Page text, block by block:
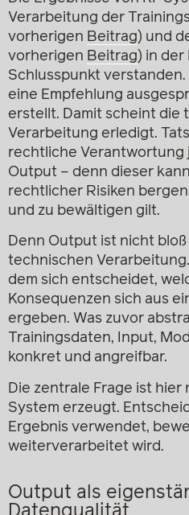
Verarbeitung der
vorherigen Beitrag) und
vorherigen Beitrag) in der
Schlusspunkt
eine Empfehlung
erstellt. Damit scheint die
Verarbeitung erledigt.
rechtliche Verantwortung
Output – denn dieser
rechtlicher Risiken
und zu bewältigen gilt.
Denn Output ist nicht
technischen
dem sich entscheidet,
Konsequenzen sich aus
ergeben. Was zuvor
Trainingsdaten, Input,
konkret und angreifbar.
Die zentrale Frage ist hier
System erzeugt.
Ergebnis verwendet,
weiterverarbeitet wird.
Output als